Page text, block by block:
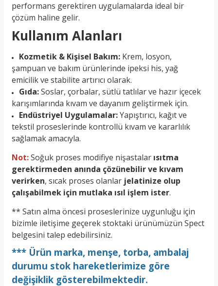
performans gerektiren uygulamalarda ideal bir
çözüm haline gelir.
Kullanım Alanları
Kozmetik & Kişisel Bakım: Krem, losyon,
şampuan ve bakım ürünlerinde ipeksi his, yağ
emicilik ve stabilite artırıcı olarak.
Gıda:Soslar, çorbalar, sütlü tatlılar ve hazır içecek
karışımlarında kıvam ve dayanım geliştirmek için.
Endüstriyel Uygulamalar:Yapıştırıcı, kağıt ve
tekstil proseslerinde kontrollü kıvam ve kararlılık
sağlamak amacıyla.
Not:Soğuk proses modifiye nişastalar ısıtma
gerektirmeden anında çözünebilir ve kıvam
verirken, sıcak proses olanlar jelatinize olup
çalışabilmek için mutlaka ısıl işlem ister.
** Satın alma öncesi proseslerinize uygunluğu için
bizimle iletişime geçerek stoktaki ürünümüzün Spect
belgesini talep edebilirsiniz.
*** Ürün marka, menşe, torba, ambalaj
durumu stok hareketlerimize göre
değişiklik gösterebilmektedir.